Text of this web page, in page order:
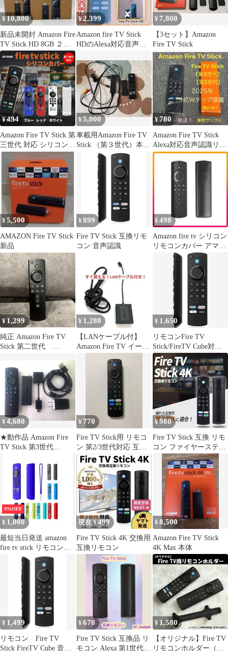
¥10,800
新品未開封 Amazon Fire
TV Stick HD 8GB ２個
セット ファイヤーステ
ィック tv アマゾン
¥2,399
Amazon fire TV Stick
HDのAlexa対応音声認
¥ 7,800
【3セット】Amazon
Fire TV Stick
¥494
Amazon Fire TV Stick 第
三世代 対応 シリコン
リモコンカバー 保護ケ
ース 耐衝撃 防塵 滑り
止め 落下防止 収納しや
すい 軽量 フィット感抜
群 ブラック 交換用 TV
アクセサリー 家庭用 便
利 グッズ
¥5,000
車載用Amazon Fire TV
Stick （第３世代）本体
リモコンセット
¥780
Amazon Fire TV Stick
Alexa対応音声認識リモ
コン（第3）
¥5,500
AMAZON Fire TV Stick
新品
¥ 899
Fire TV Stick 互換リモ
コン 音声認識
¥ 498
Amazon fire tv シリコン
リモコンカバー アマゾ
ン ブラック
¥ 1,299
純正 Amazon Fire TV
Stick 第二世代
¥ 1,280
【LANケーブル付】
Amazon Fire TV イーサ
¥ 1,650
リモコンFire TV
Stick/FireTV Cube対応
音声認識機能付き
¥4,680
★動作品 Amazon Fire
TV Stick 第3世代
¥ 770
Fire TV Stick用 リモコ
ン 第2/3世代対応 互換
品
¥980
Fire TV Stick 互換 リモ
コン ファイヤースティ
ック 4K 第1/2/3世代
Light MAX CUBE ウル
トラHD HDR 対応
9%OFF
¥ 1,000
最短当日発送 amazon
fire tv stick リモコンカ
ィック カバー ファイヤ
ースティック シリコン
ケース 薄型 汚れ防止
軽い 柔軟性 ファイヤー
テレビスティック 3世
代 リモコンケース 洗え
る保護スキンカバー
現在 ¥499
Fire TV Stick 4K 交換用
互換リモコン
¥8,500
Amazon Fire TV Stick
4K Max 本体
¥ 1,499
リモコン Fire TV
Stick FireTV Cube 音声
¥670
Fire TV Stick 互換品 リ
モコン Alexa 第1世代
¥ 1,580
【オリジナル】Fire TV
リモコンホルダー（第